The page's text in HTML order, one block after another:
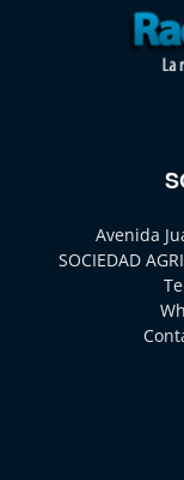
Avenida
SOCIEDAD